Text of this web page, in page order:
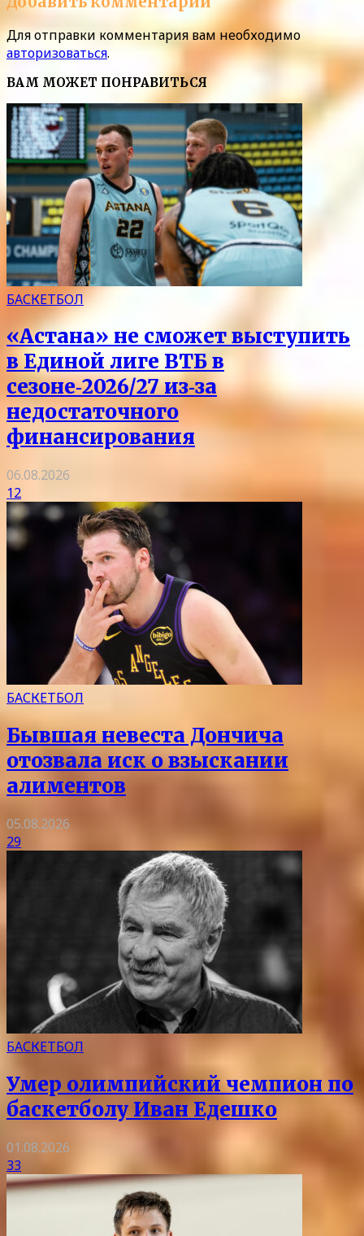
Для отправки комментария вам необходимо
авторизоваться.
ВАМ МОЖЕТ ПОНРАВИТЬСЯ
БАСКЕТБОЛ
«Астана» не сможет выступить
в Единой лиге ВТБ в
сезоне‑2026/27 из‑за
недостаточного
финансирования
06.08.2026
12
БАСКЕТБОЛ
Бывшая невеста Дончича
отозвала иск о взыскании
алиментов
05.08.2026
29
БАСКЕТБОЛ
Умер олимпийский чемпион по
баскетболу Иван Едешко
01.08.2026
33